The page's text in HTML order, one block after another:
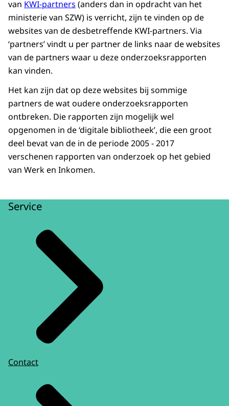
van KWI-partners (anders dan in opdracht van het
ministerie van SZW) is verricht, zijn te vinden op de
websites van de desbetreffende KWI-partners. Via
‘partners’ vindt u per partner de links naar de websites
van de partners waar u deze onderzoeksrapporten
kan vinden.
Het kan zijn dat op deze websites bij sommige
partners de wat oudere onderzoeksrapporten
ontbreken. Die rapporten zijn mogelijk wel
opgenomen in de ‘digitale bibliotheek’, die een groot
deel bevat van de in de periode 2005 - 2017
verschenen rapporten van onderzoek op het gebied
van Werk en Inkomen.
Service
Contact